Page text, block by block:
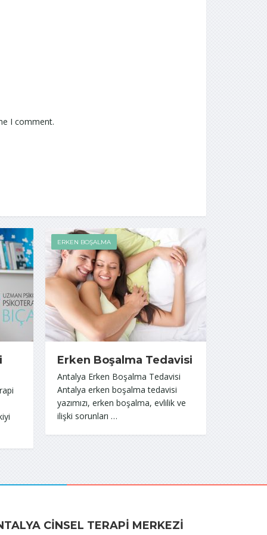
I comment.
ERKEN BOŞALMA
Erken Boşalma Tedavisi
Antalya Erken Boşalma Tedavisi
Antalya erken boşalma tedavisi
yazımızı, erken boşalma, evlilik ve
ilişki sorunları …
CINSEL TERAPI MERKEZI